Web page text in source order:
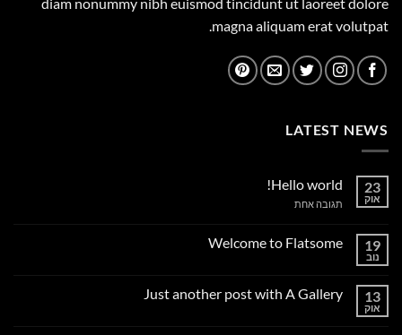
magna aliquam erat volutpat.
LATEST NEWS
23
אוק
Hello world!
תגובה אחתעל
19
נוב
Welcome to Flatsome
Welcome
13
אוק
Just another post with A Gallery